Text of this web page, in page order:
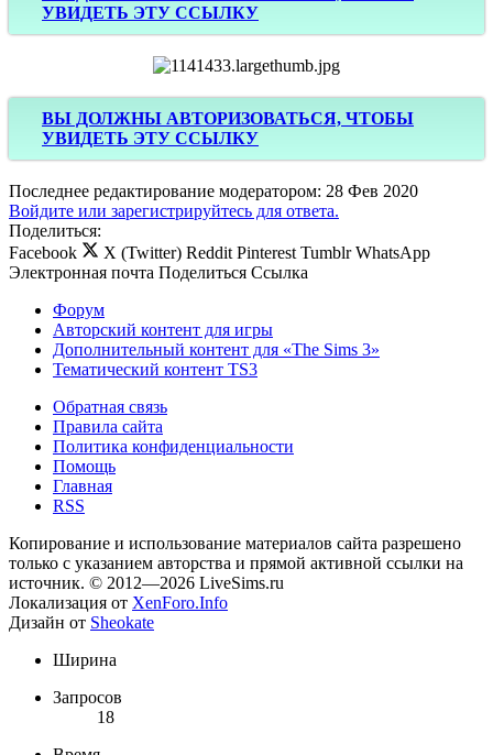
УВИДЕТЬ ЭТУ ССЫЛКУ
ВЫ ДОЛЖНЫ АВТОРИЗОВАТЬСЯ, ЧТОБЫ
УВИДЕТЬ ЭТУ ССЫЛКУ
Последнее редактирование модератором: 28 Фев 2020
Войдите или зарегистрируйтесь для ответа.
Поделиться:
Facebook
X (Twitter) Reddit Pinterest Tumblr WhatsApp
Электронная почта Поделиться Ссылка
Форум
Авторский контент для игры
Дополнительный контент для «The Sims 3»
Тематический контент TS3
Обратная связь
Правила сайта
Политика конфиденциальности
Помощь
Главная
RSS
Копирование и использование материалов сайта разрешено
только с указанием авторства и прямой активной ссылки на
источник. © 2012—2026 LiveSims.ru
Локализация от XenForo.Info
Дизайн от Sheokate
Ширина
Запросов
18